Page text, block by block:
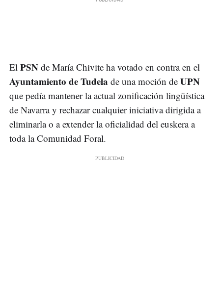
El PSN de María Chivite ha votado en contra en el
Ayuntamiento de Tudela de una moción de UPN
que pedía mantener la actual zonificación lingüística
de Navarra y rechazar cualquier iniciativa dirigida a
eliminarla o a extender la oficialidad del euskera a
toda la Comunidad Foral.